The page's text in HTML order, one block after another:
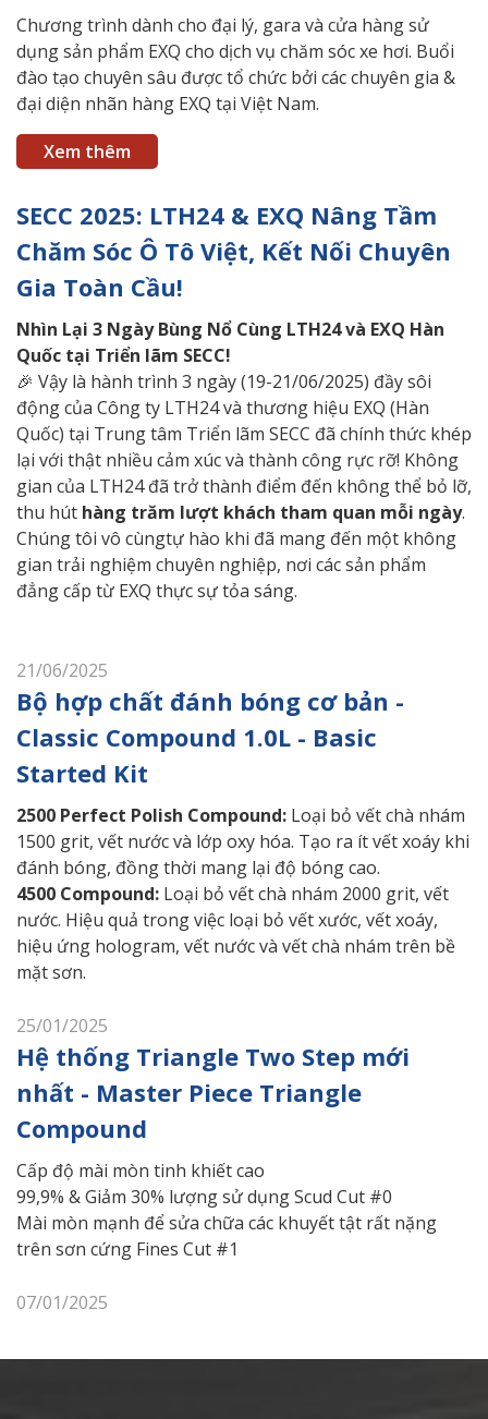
Chương trình dành cho đại lý, gara và cửa hàng sử
dụng sản phẩm EXQ cho dịch vụ chăm sóc xe hơi. Buổi
đào tạo chuyên sâu được tổ chức bởi các chuyên gia &
đại diện nhãn hàng EXQ tại Việt Nam.
Xem thêm
SECC 2025: LTH24 & EXQ Nâng Tầm
Chăm Sóc Ô Tô Việt, Kết Nối Chuyên
Gia Toàn Cầu!
Nhìn Lại 3 Ngày Bùng Nổ Cùng LTH24 và EXQ Hàn
Quốc tại Triển lãm SECC!
🎉 Vậy là hành trình 3 ngày (19-21/06/2025) đầy sôi
động của Công ty LTH24 và thương hiệu EXQ (Hàn
Quốc) tại Trung tâm Triển lãm SECC đã chính thức khép
lại với thật nhiều cảm xúc và thành công rực rỡ! Không
gian của LTH24 đã trở thành điểm đến không thể bỏ lỡ,
thu hút hàng trăm lượt khách tham quan mỗi ngày.
Chúng tôi vô cùngtự hào khi đã mang đến một không
gian trải nghiệm chuyên nghiệp, nơi các sản phẩm
đẳng cấp từ EXQ thực sự tỏa sáng.
21/06/2025
Bộ hợp chất đánh bóng cơ bản -
Classic Compound 1.0L - Basic
Started Kit
2500 Perfect Polish Compound: Loại bỏ vết chà nhám
1500 grit, vết nước và lớp oxy hóa. Tạo ra ít vết xoáy khi
đánh bóng, đồng thời mang lại độ bóng cao.
4500 Compound: Loại bỏ vết chà nhám 2000 grit, vết
nước. Hiệu quả trong việc loại bỏ vết xước, vết xoáy,
hiệu ứng hologram, vết nước và vết chà nhám trên bề
mặt sơn.
25/01/2025
Hệ thống Triangle Two Step mới
nhất - Master Piece Triangle
Compound
Cấp độ mài mòn tinh khiết cao
99,9% & Giảm 30% lượng sử dụng Scud Cut #0
Mài mòn mạnh để sửa chữa các khuyết tật rất nặng
trên sơn cứng Fines Cut #1
07/01/2025